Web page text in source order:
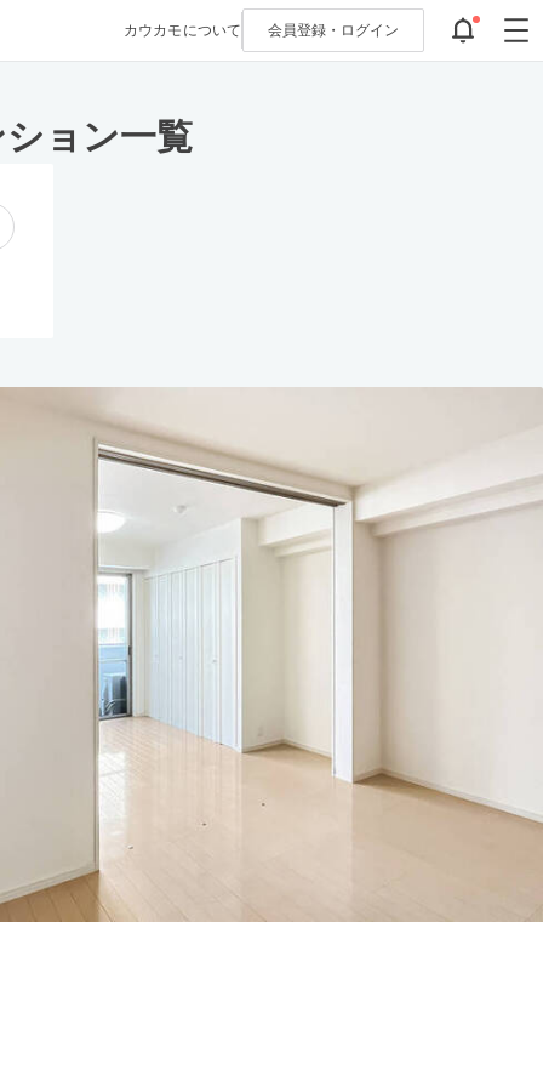
カウカモについて 会員登録・ ログイン
ョン一覧